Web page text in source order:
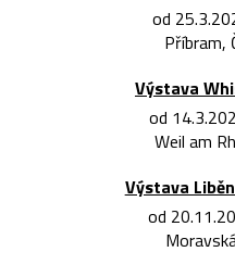
od
Příbram,
Výstava
od
Weil am
Výstava
od